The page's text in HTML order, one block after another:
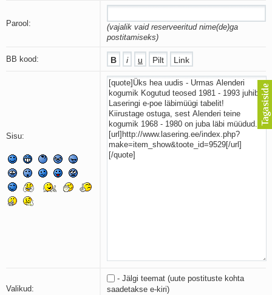
Laul võimalusest
Nii vaikseks kõik on jäänud
Mis saab sellest loomusevalust
Avanemine
Põhi, lõuna, ida, lääs
Elupõline kaja
Perekondlik
Kassimäng
Läänemere lained
Üle müüri
Valgusemaastikud
Parool:
(vajalik vaid reserveeritud nime(de)ga
postitamiseks)
BB kood:
Sisu:
Valikud:
- Jälgi teemat (uute postituste kohta
saadetakse e-kiri)